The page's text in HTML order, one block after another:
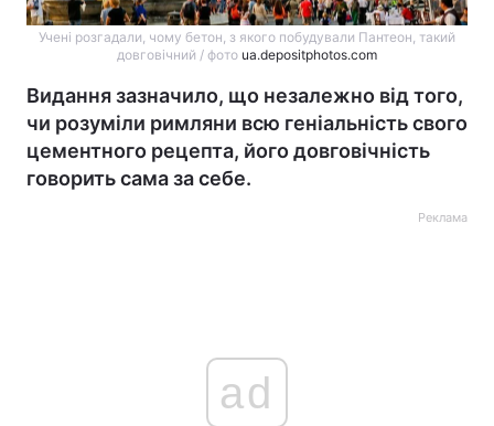
Учені розгадали, чому бетон, з якого побудували Пантеон, такий
довговічний / фото ua.depositphotos.com
Видання зазначило, що незалежно від того,
чи розуміли римляни всю геніальність свого
цементного рецепта, його довговічність
говорить сама за себе.
Реклама
ad